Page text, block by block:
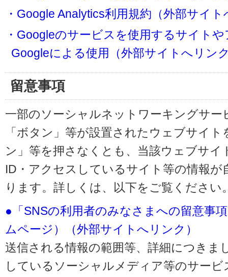
・Google Analytics利用規約（外部サイ
・Googleのサービスを使用するサイト
Googleによる使用（外部サイトへリン
留意事項
一部のソーシャルネットワーキングサー
「ボタン」等が設置されたウェブサイ
ン」等を押さなくとも、当該ウェブサイ
ID・アクセスしているサイト等の情報
ります。詳しくは、以下をご覧ください
●「SNSの利用者のみなさまへの留意事
ムページ）（外部サイトへリンク）
送信される情報の範囲等、詳細につきま
しているソーシャルメディア等のサー